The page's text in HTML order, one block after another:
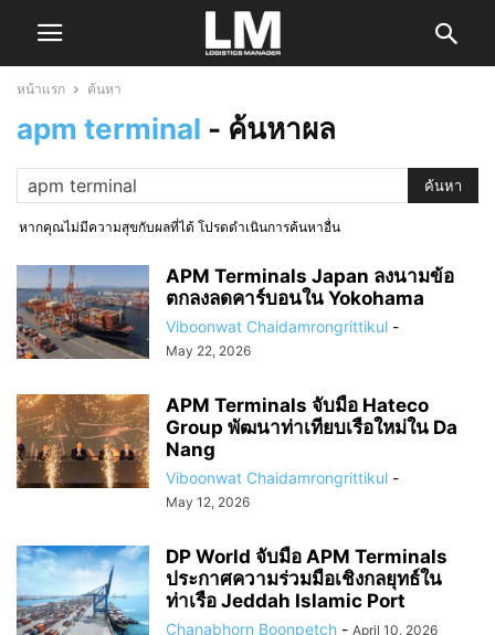
หน้าแรก ค้นหา
apm terminal - ค้นหาผล
หากคุณไม่มีความสุขกับผลที่ได้ โปรดดำเนินการค้นหาอื่น
APM Terminals Japan ลงนามข้อ
ตกลงลดคาร์บอนใน Yokohama
Viboonwat Chaidamrongrittikul -
May 22, 2026
APM Terminals จับมือ Hateco
Group พัฒนาท่าเทียบเรือใหม่ใน Da
Nang
Viboonwat Chaidamrongrittikul -
May 12, 2026
DP World จับมือ APM Terminals
ประกาศความร่วมมือเชิงกลยุทธ์ใน
ท่าเรือ Jeddah Islamic Port
Chanabhorn Boonpetch - April 10, 2026